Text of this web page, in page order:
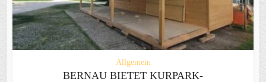
Allgemein
BERNAU BIETET KURPARK-